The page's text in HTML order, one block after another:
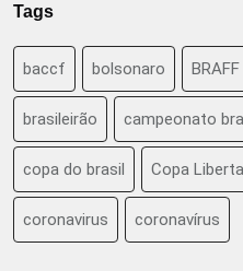
Tags
baccf bolsonaro BRAFF
brasileirão campeonato
copa do brasil Copa
coronavirus coronavírus